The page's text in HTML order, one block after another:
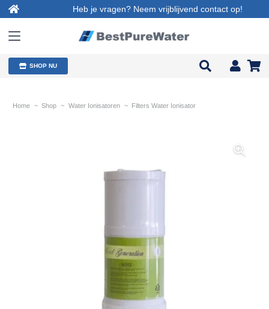
Heb je vragen? Neem vrijblijvend contact op!
SHOP NU
Home ~ Shop ~ Water Ionisatoren ~ Filters Water Ionisator